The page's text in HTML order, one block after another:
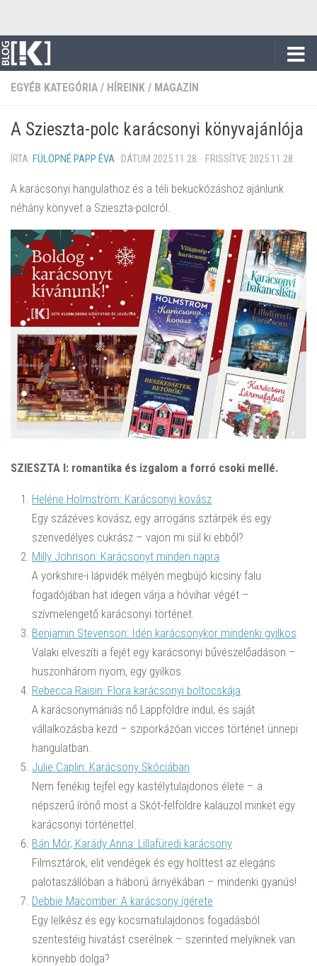
EGYÉB KATEGÓRIA / HÍREINK / MAGAZIN
A Szieszta-polc karácsonyi könyvajánlója
ÍRTA: FÜLÖPNÉ PAPP ÉVA · DÁTUM 2025.11.28. · FRISSÍTVE 2025.11.28.
A karácsonyi hangulathoz és a téli bekuckózáshoz ajánlunk
néhány könyvet a Szieszta-polcról.
SZIESZTA I: romantika és izgalom a forró csoki mellé.
Heléne Holmström: Karácsonyi kovász
Egy százéves kovász, egy arrogáns sztárpék és egy
szenvedélyes cukrász – vajon mi sül ki ebből?
Milly Johnson: Karácsonyt minden napra
A yorkshire-i lápvidék mélyén megbújó kicsiny falu
fogadójában hat idegen várja a hóvihar végét –
szívmelengető karácsonyi történet.
Benjamin Stevenson: Idén karácsonykor mindenki gyilkos
Valaki elveszíti a fejét egy karácsonyi bűvészelőadáson –
huszonhárom nyom, egy gyilkos.
Rebecca Raisin: Flora karácsonyi boltocskája
A karácsonymániás nő Lappföldre indul, és saját
vállalkozásba kezd – sziporkázóan vicces történet ünnepi
hangulatban.
Julie Caplin: Karácsony Skóciában
Nem fenékig tejfel egy kastélytulajdonos élete – a
népszerű írónő most a Skót-felföldre kalauzol minket egy
karácsonyi történettel.
Bán Mór, Karády Anna: Lillafüredi karácsony
Filmsztárok, elit vendégek és egy holttest az elegáns
palotaszállóban a háború árnyékában – mindenki gyanús!
Debbie Macomber: A karácsony ígérete
Egy lelkész és egy kocsmatulajdonos fogadásból
szentestéig hivatást cserélnek – szerinted melyiknek van
könnyebb dolga?